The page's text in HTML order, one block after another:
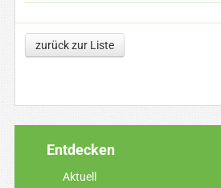
zurück zur Liste
Entdecken
Aktuell